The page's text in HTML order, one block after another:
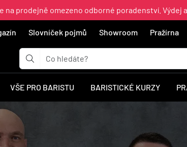
na prodejně omezeno odborné poradenství.
Slovníček pojmů Showroom Pražírna
VŠE PRO BARISTU BARISTICKÉ KURZY